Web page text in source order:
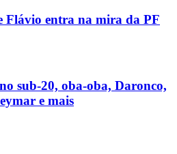
Flávio entra na mira da PF
sub-20, oba-oba, Daronco,
e mais